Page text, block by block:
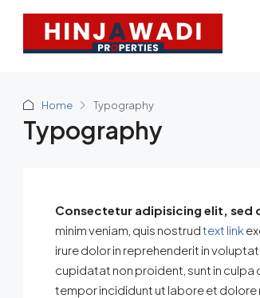
Home Typography
Typography
Consectetur adipisicing elit, sed
minim veniam, quis nostrudtext link
irure dolor in reprehenderit in
cupidatat non proident, sunt in
tempor incididunt ut labore et dolore